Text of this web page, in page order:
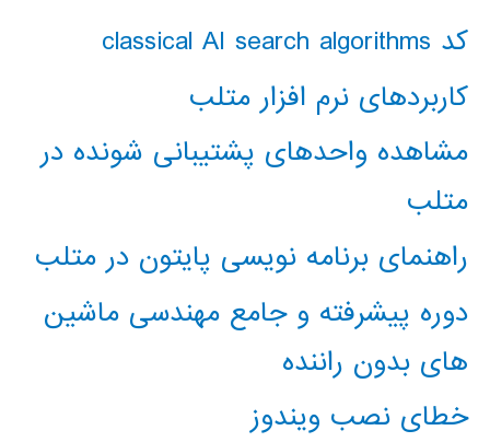
کد classical AI search algorithms
کاربردهای نرم افزار متلب
مشاهده واحدهای پشتیبانی شونده در
متلب
راهنمای برنامه نویسی پایتون در متلب
دوره پیشرفته و جامع مهندسی ماشین
های بدون راننده
خطای نصب ویندوز